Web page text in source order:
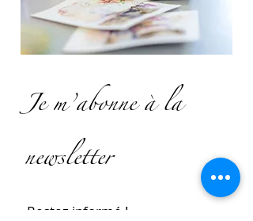
Je m’abonne à la
newsletter
Restez informé !